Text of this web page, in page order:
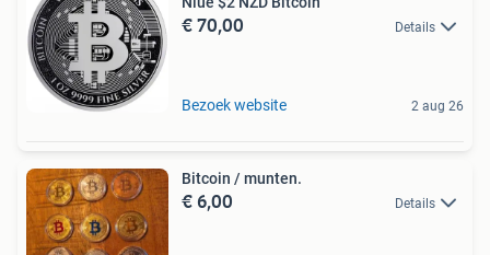
€ 70,00 Details
Bezoek website 2 aug 26
Bitcoin / munten.
€ 6,00 Details